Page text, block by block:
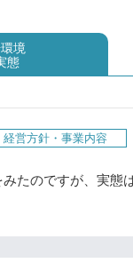
境
態
経営方針・事業内容
たのですが、実態